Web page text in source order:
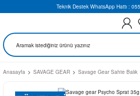
Teknik Destek WhatsApp Hattı :
Anasayfa SAVAGE GEAR Savage Gear Sahte Balık